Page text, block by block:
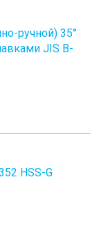
ручной) 35°
JIS B-
HSS-G